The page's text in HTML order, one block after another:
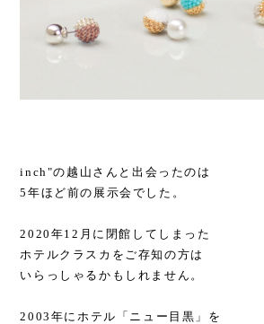
inch"の越山さんと出会ったのは
5年ほど前の展示会でした。
2020年12月に閉館してしまった
ホテルクラスカをご存知の方は
いらっしゃるかもしれません。
2003年にホテル「ニュー目黒」を